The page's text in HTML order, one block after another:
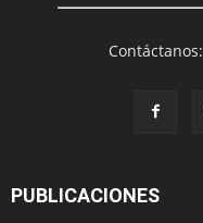
Contáctanos:
PUBLICACIONES